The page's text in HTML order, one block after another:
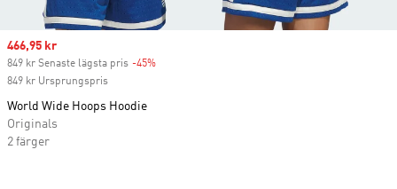
Sale price
466,95 kr
849 kr Senaste lägsta pris -45%
849 kr Ursprungspris
World Wide Hoops Hoodie
Originals
2 färger